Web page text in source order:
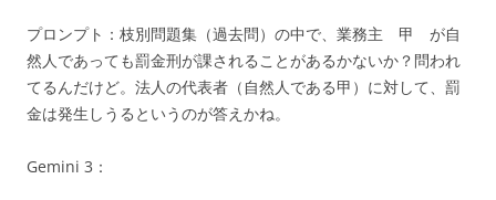
プロンプト： 枝別問題集（過去問）の中で、業務主 甲 が自
然人であっても罰金刑が課されることがあるかないか？問われ
てるんだけど。法人の代表者（自然人である甲）に対して、罰
金は発生しうるというのが答えかね。
Gemini 3：